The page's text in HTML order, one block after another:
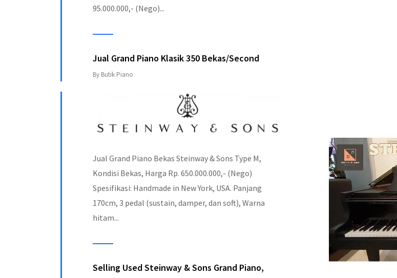
95.000.000,- (Nego)...
Jual Grand Piano Klasik 350 Bekas/Second
By Butik Piano
Jual Grand Piano Bekas Steinway & Sons Type M,
Kondisi Bekas, Harga Rp. 650.000.000,- (Nego)
Spesifikasi: Handmade in New York, USA. Panjang
170cm, 3 pedal (sustain, damper, dan soft), Warna
hitam...
Selling Used Steinway & Sons Grand Piano,